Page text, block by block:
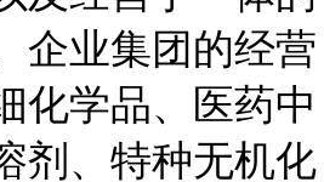
企业集团的经营
化学品、医药中
剂、特种无机化